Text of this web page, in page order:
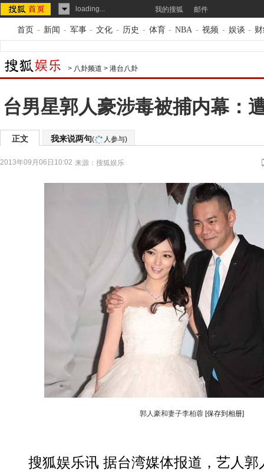
loading... 我的搜狐 邮件
首页 - 新闻 - 军事 - 文化 - 历史 - 体育 - NBA - 视频 - 娱谈 -
> 八卦频道 > 港台八卦
台男星郭人豪涉毒被捕内幕：
正文 我来说两句( 人参与)
2013年09月06日10:02 来源： 搜狐娱乐
郭人豪和妻子李柏蓉 [保存到相册]
搜狐娱乐讯 据台湾媒体报道，艺人郭